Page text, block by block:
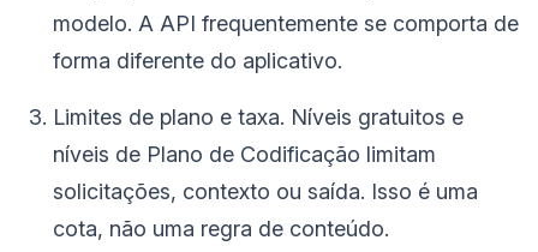
modelo. A API frequentemente se comporta de
forma diferente do aplicativo.
Limites de plano e taxa. Níveis gratuitos e
níveis de Plano de Codificação limitam
solicitações, contexto ou saída. Isso é uma
cota, não uma regra de conteúdo.